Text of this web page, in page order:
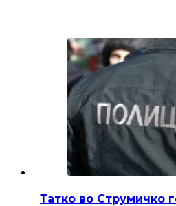
Татко во Струмичко